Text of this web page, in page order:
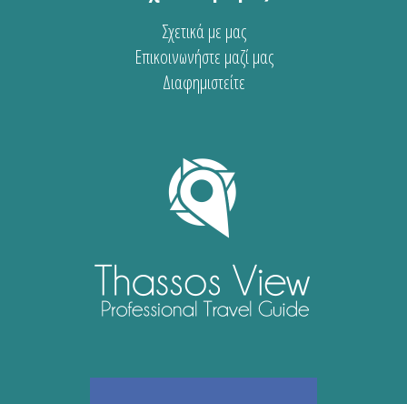
Σχετικά με μας
Επικοινωνήστε μαζί μας
Διαφημιστείτε